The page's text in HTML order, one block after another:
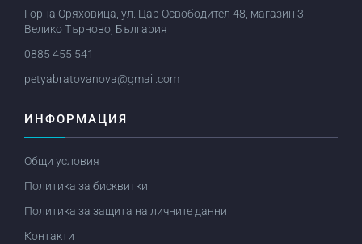
Горна Оряховица, ул. Цар Освободител 48, магазин 3,
Велико Търново, България
0885 455 541
petyabratovanova@gmail.com
ИНФОРМАЦИЯ
Общи условия
Политика за бисквитки
Политика за защита на личните данни
Контакти